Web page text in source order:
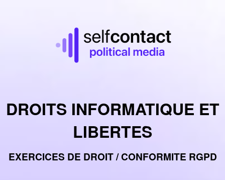
DROITS INFORMATIQUE ET
LIBERTES
EXERCICES DE DROIT / CONFORMITE RGPD